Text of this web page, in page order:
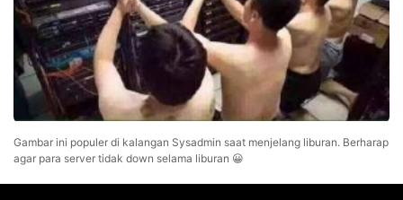
Gambar ini populer di kalangan Sysadmin saat menjelang liburan. Berharap
agar para server tidak down selama liburan 😀